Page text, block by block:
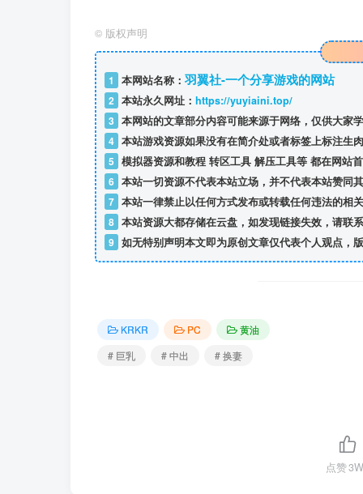
© 版权声明
1 本网站名称： 羽翼社-一个分享游戏的网站
2 本站永久网址： https://yuyiaini.top/
3 本网站的文章部分内容可能来源于网络，仅供大家
4 本站游戏资源如果没有在简介处或者标签上标注生
5 模拟器资源和教程 转区工具 解压工具等 都在网站
6 本站一切资源不代表本站立场，并不代表本站赞同
7 本站一律禁止以任何方式发布或转载任何违法的相
8 本站资源大都存储在云盘，如发现链接失效，请联
9 如无特别声明本文即为原创文章仅代表个人观点，
KRKR PC
黄油
# 巨乳
# 中出 # 换妻
点赞